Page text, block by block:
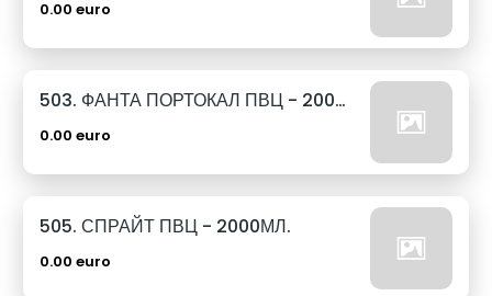
0.00 euro
503. ФАНТА ПОРТОКАЛ ПВЦ - 2000МЛ.
0.00 euro
505. СПРАЙТ ПВЦ - 2000МЛ.
0.00 euro